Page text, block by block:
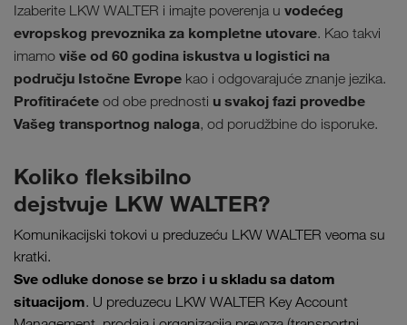
Izaberite LKW WALTER i imajte poverenja u vodećeg
evropskog prevoznika za kompletne utovare. Kao takvi
imamo više od 60 godina iskustva u logistici na
području Istočne Evrope kao i odgovarajuće znanje jezika.
Profitiraćete od obe prednosti u svakoj fazi provedbe
Vašeg transportnog naloga, od porudžbine do isporuke.
Koliko fleksibilno
dejstvuje LKW WALTER?
Komunikacijski tokovi u preduzeću LKW WALTER veoma su
kratki.
Sve odluke donose se brzo i u skladu sa datom
situacijom. U preduzecu LKW WALTER Key Account